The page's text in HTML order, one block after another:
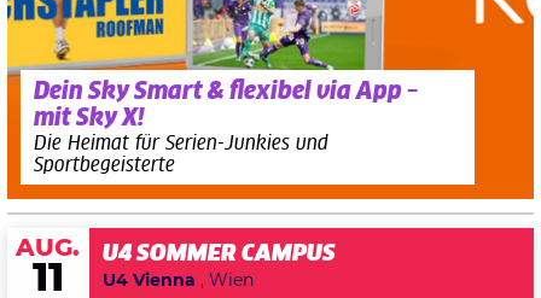
Dein Sky Smart & flexibel via App –
mit Sky X!
Die Heimat für Serien-Junkies und
Sportbegeisterte
AUG.
11
U4 SOMMER CAMPUS
U4 Vienna , Wien